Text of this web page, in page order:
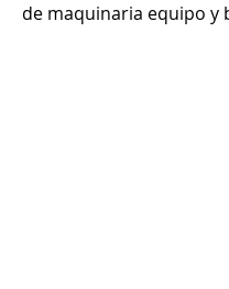
de maquinaria equipo y